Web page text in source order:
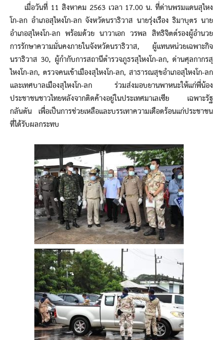
เมื่อวันที่ 11 สิงหาคม 2563 เวลา 17.00 น. ที่ด่านพรมแดนสุไหง
โก-ลก อำเภอสุไหงโก-ลก จังหวัดนราธิวาส นายรุ่งเรือง ธิมาบุตร นาย
อำเภอสุไหงโก-ลก พร้อมด้วย นาวาเอก วรพล สิทธิจิตต์รองผู้อำนวย
การรักษาความมั่นคงภายในจังหวัดนราธิวาส, ผู้แทนหน่วยเฉพาะกิจ
นราธิวาส 30, ผู้กำกับการสถานีตำรวจภูธรสุไหงโก-ลก, ด่านศุลกากรสุ
ไหงโก-ลก, ตรวจคนเข้าเมืองสุไหงโก-ลก, สาธารณสุขอำเภอสุไหงโก-ลก
และเทศบาลเมืองสุไหงโก-ลก ร่วมส่งมอบยานพาหนะให้แก่พี่น้อง
ประชาชนชาวไทยหลังจากติดค้างอยู่ในประเทศมาเลเซีย เฉพาะรัฐ
กลันตัน เพื่อเป็นการช่วยเหลือและบรรเทาความเดือดร้อนแก่ประชาชน
ที่ได้รับผลกระทบ